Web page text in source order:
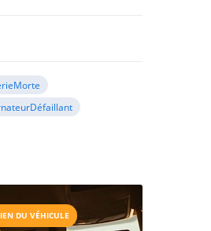
DU VÉHICULE